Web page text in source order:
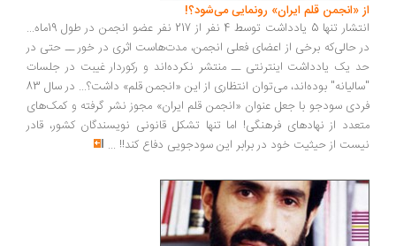
از «انجمن قلم ایران» رونمایی می‌شود؟!
انتشار تنها 5 یادداشت توسط 4 نفر از 217 نفر عضو انجمن در طول 19ماه...
در حالی‌که برخی از اعضای فعلی انجمن، مدت‌هاست اثری در خور ــ حتی در
حد یک یادداشت اینترنتی ــ منتشر نکرده‌اند و رکوردار غیبت در جلسات
"سالیانه" بوده‌اند، می‌توان انتظاری از این «انجمن قلم» داشت؟... در سال 83
فردی سودجو با جعل عنوان «انجمن قلم ایران» مجوز نشر گرفته و کمک‌های
متعدد از نهادهای فرهنگی! اما تنها تشکل قانونی نویسند‌گان کشور، قادر
نیست از حیثیت خود در برابر این سودجویی دفاع کند!! ...